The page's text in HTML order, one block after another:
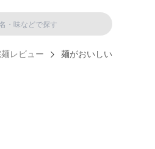
レビュー 麺がおいしい